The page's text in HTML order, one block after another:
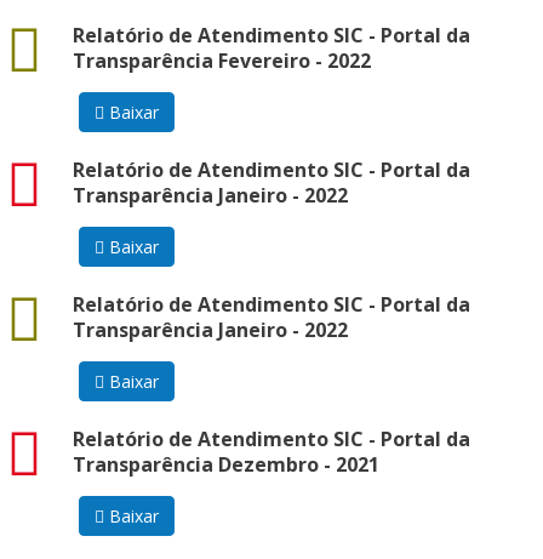
Relatório de Atendimento SIC - Portal da
Transparência Fevereiro - 2022
docx
Baixar
Relatório de Atendimento SIC - Portal da
Transparência Janeiro - 2022
pdf
Baixar
Relatório de Atendimento SIC - Portal da
Transparência Janeiro - 2022
docx
Baixar
Relatório de Atendimento SIC - Portal da
Transparência Dezembro - 2021
pdf
Baixar